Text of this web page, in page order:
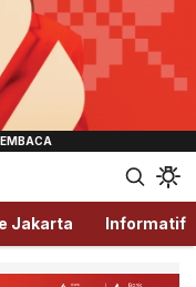
Jakarta Informatif